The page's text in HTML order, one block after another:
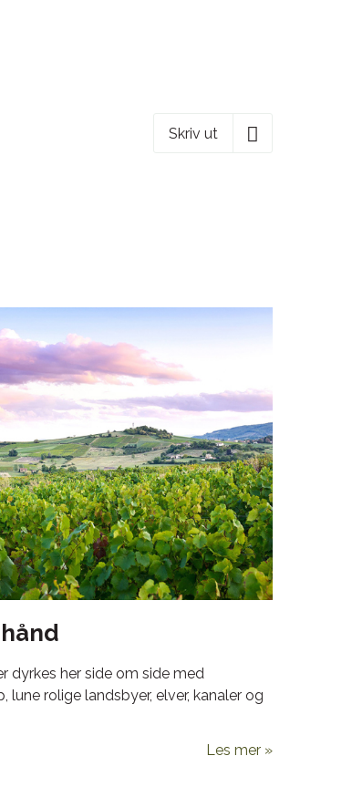
Skriv ut
dyrkes her side om side med
lune rolige landsbyer, elver, kanaler og
Les mer